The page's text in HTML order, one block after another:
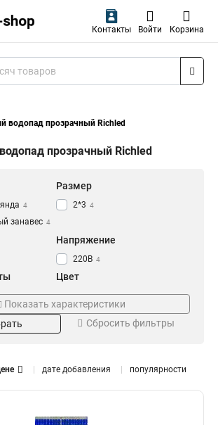
Контакты Войти Корзина
водопад прозрачный Richled
прозрачный Richled
4
занавес 4
Размер
2*3 4
Напряжение
220В 4
Цвет
Прозрачный 4
Синий 1
Теплый белый 2
Мощность
Показать характеристики
Сбросить фильтры
дате добавления популярности